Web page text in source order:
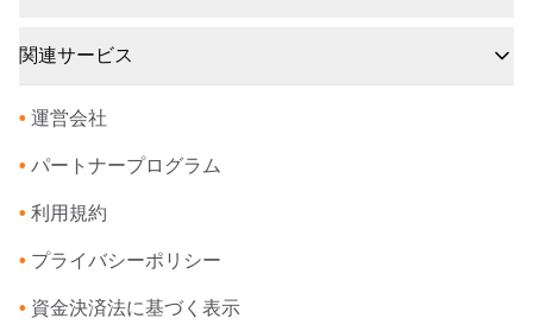
関連サービス
• 運営会社
• パートナープログラム
• 利用規約
• プライバシーポリシー
• 資金決済法に基づく表示